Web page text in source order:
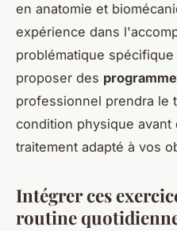
en anatomie et
expérience dans
problématique
proposer des
professionnel prendra le
condition physique avant
traitement adapté à vos
Intégrer ces
routine